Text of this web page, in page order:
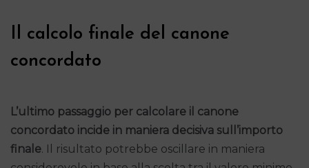
Il calcolo finale del canone
concordato
L’ultimo passaggio per calcolare il canone
concordato incide in maniera decisiva sull’importo
finale. Il risultato potrebbe oscillare in maniera